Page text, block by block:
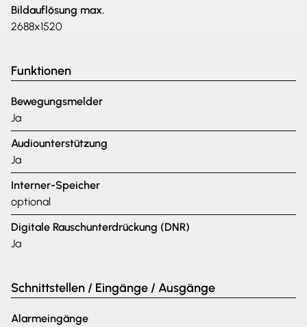
Bildauflösung max.
2688x1520
Funktionen
Bewegungsmelder
Ja
Audiounterstützung
Ja
Interner-Speicher
optional
Digitale Rauschunterdrückung (DNR)
Ja
Schnittstellen / Eingänge / Ausgänge
Alarmeingänge